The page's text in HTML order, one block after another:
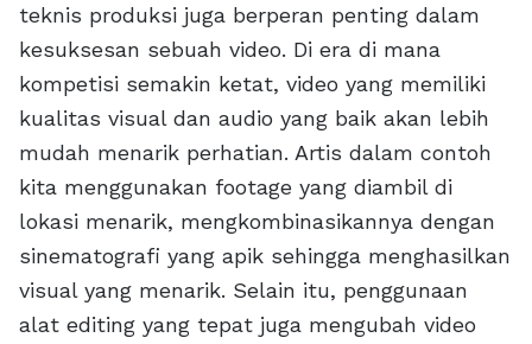
teknis produksi juga berperan penting dalam
kesuksesan sebuah video. Di era di mana
kompetisi semakin ketat, video yang memiliki
kualitas visual dan audio yang baik akan lebih
mudah menarik perhatian. Artis dalam contoh
kita menggunakan footage yang diambil di
lokasi menarik, mengkombinasikannya dengan
sinematografi yang apik sehingga menghasilkan
visual yang menarik. Selain itu, penggunaan
alat editing yang tepat juga mengubah video